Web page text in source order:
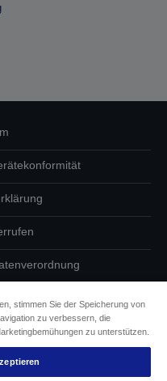
Cookies
Barrierefreiheit
stimmen Sie der Speicherung von
zu verbessern, die
zu unterstützen.